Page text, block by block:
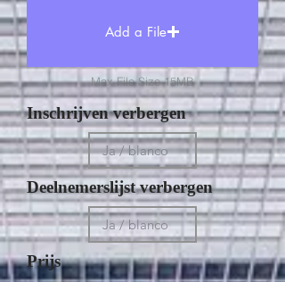
Add a File
Max File Size 15MB
Inschrijven verbergen
Deelnemerslijst verbergen
Prijs